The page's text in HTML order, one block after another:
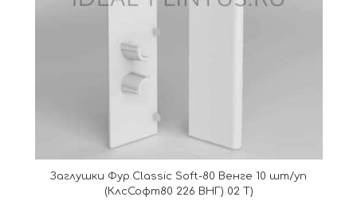
Заглушки Фур.Classic Soft-80 Венге 10 шт/уп
(КлсСофт80 226 ВНГ) 02 Т)